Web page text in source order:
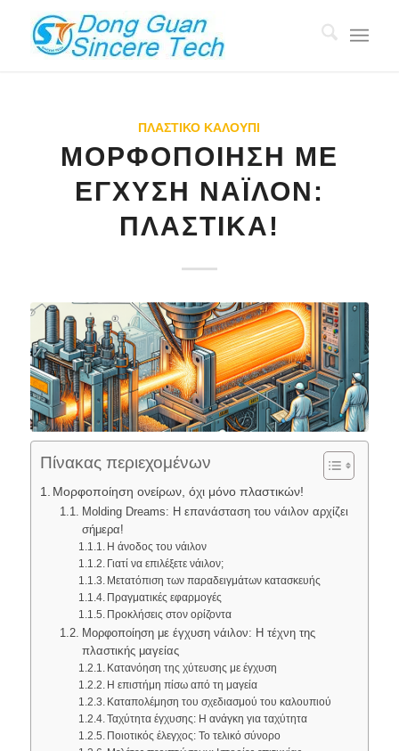
ΠΛΑΣΤΙΚΌ ΚΑΛΟΎΠΙ
ΜΟΡΦΟΠΟΊΗΣΗ ΜΕ
ΈΓΧΥΣΗ ΝΆΙΛΟΝ:
ΠΛΑΣΤΙΚΆ!
Πίνακας περιεχομένων
Μορφοποίηση ονείρων, όχι μόνο πλαστικών!
Molding Dreams: Η επανάσταση του νάιλον αρχίζει
σήμερα!
Η άνοδος του νάιλον
Γιατί να επιλέξετε νάιλον;
Μετατόπιση των παραδειγμάτων κατασκευής
Πραγματικές εφαρμογές
Προκλήσεις στον ορίζοντα
Μορφοποίηση με έγχυση νάιλον: Η τέχνη της
πλαστικής μαγείας
Κατανόηση της χύτευσης με έγχυση
Η επιστήμη πίσω από τη μαγεία
Καταπολέμηση του σχεδιασμού του καλουπιού
Ταχύτητα έγχυσης: Η ανάγκη για ταχύτητα
Ποιοτικός έλεγχος: Το τελικό σύνορο